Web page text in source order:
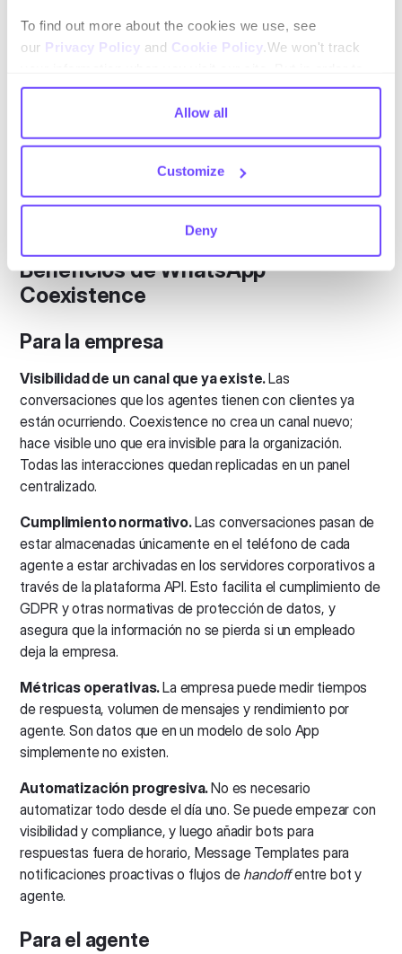
To find out more about the cookies we use, see
our Privacy Policy and Cookie Policy.We won't track
comply with your preferences, we'll have to use just one
tiny cookie so that you're not asked to make this choice
again.
Allow all
Customize
Deny
API sola Alta
Beneficios de WhatsApp
Coexistence
Para la empresa
Visibilidad de un canal que ya existe.Las
conversaciones que los agentes tienen con clientes ya
están ocurriendo. Coexistence no crea un canal nuevo;
hace visible uno que era invisible para la organización.
Todas las interacciones quedan replicadas en un panel
centralizado.
Cumplimiento normativo.Las conversaciones pasan de
estar almacenadas únicamente en el teléfono de cada
agente a estar archivadas en los servidores corporativos a
través de la plataforma API. Esto facilita el cumplimiento de
GDPR y otras normativas de protección de datos, y
asegura que la información no se pierda si un empleado
deja la empresa.
Métricas operativas.La empresa puede medir tiempos
de respuesta, volumen de mensajes y rendimiento por
agente. Son datos que en un modelo de solo App
simplemente no existen.
Automatización progresiva.No es necesario
automatizar todo desde el día uno. Se puede empezar con
visibilidad y compliance, y luego añadir bots para
respuestas fuera de horario, Message Templates para
notificaciones proactivas o flujos de handoffentre bot y
agente.
Para el agente